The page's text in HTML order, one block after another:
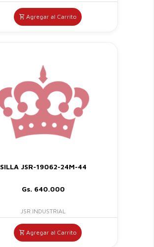
Agregar al Carrito
SILLA JSR-19062-24M-44
Gs. 640.000
JSR INDUSTRIAL
Agregar al Carrito